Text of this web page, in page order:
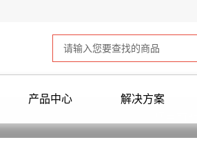
产品中心 解决方案